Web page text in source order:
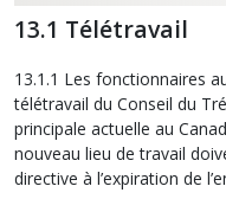
13.1 Télétravail
13.1.1 Les fonctionnaires
télétravail du Conseil du
principale actuelle au
nouveau lieu de travail
directive à l’expiration de